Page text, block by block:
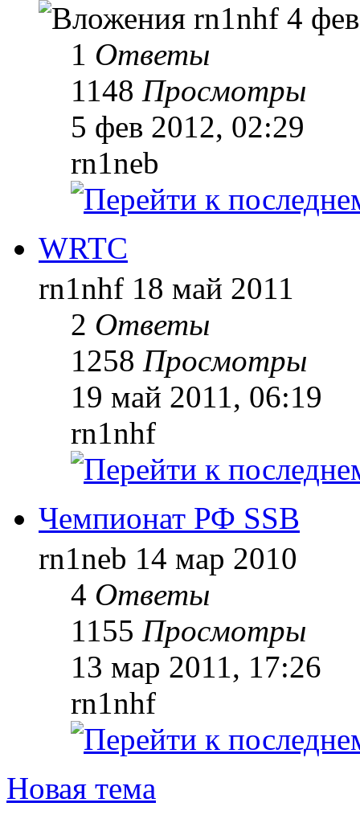
rn1nhf 4
1 Ответы
1148 Просмотры
5 фев 2012, 02:29
rn1neb
WRTC
rn1nhf 18 май 2011
2 Ответы
1258 Просмотры
19 май 2011, 06:19
rn1nhf
Чемпионат РФ SSB
rn1neb 14 мар 2010
4 Ответы
1155 Просмотры
13 мар 2011, 17:26
rn1nhf
Новая тема